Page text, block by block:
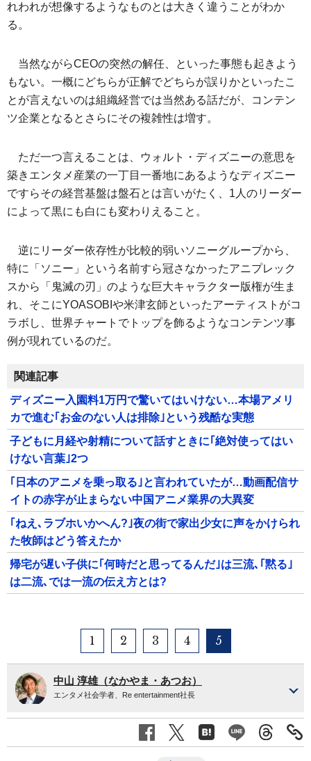
れわれが想像するようなものとは大きく違うことがわか
る。
当然ながらCEOの突然の解任、といった事態も起きよう
もない。一概にどちらが正解でどちらが誤りかといったこ
とが言えないのは組織経営では当然ある話だが、コンテン
ツ企業となるとさらにその複雑性は増す。
ただ一つ言えることは、ウォルト・ディズニーの意思を
築きエンタメ産業の一丁目一番地にあるようなディズニー
ですらその経営基盤は盤石とは言いがたく、1人のリーダー
によって黒にも白にも変わりえること。
逆にリーダー依存性が比較的弱いソニーグループから、
特に「ソニー」という名前すら冠さなかったアニプレック
スから「鬼滅の刃」のような巨大キャラクター版権が生ま
れ、そこにYOASOBIや米津玄師といったアーティストがコ
ラボし、世界チャートでトップを飾るようなコンテンツ事
例が現れているのだ。
関連記事
ディズニー入園料1万円で驚いてはいけない…本場アメリ
カで進む｢お金のない人は排除｣という残酷な実態
子どもに月経や射精について話すときに｢絶対使ってはい
けない言葉｣2つ
｢日本のアニメを乗っ取る｣と言われていたが…動画配信サ
イトの赤字が止まらない中国アニメ業界の大異変
｢ねえ､ラブホいかへん?｣夜の街で家出少女に声をかけられ
た牧師はどう答えたか
帰宅が遅い子供に｢何時だと思ってるんだ｣は三流､｢黙る｣
は二流､では一流の伝え方とは?
1 2 3 4 5
中山 淳雄（なかやま・あつお）
エンタメ社会学者、Re entertainment社長